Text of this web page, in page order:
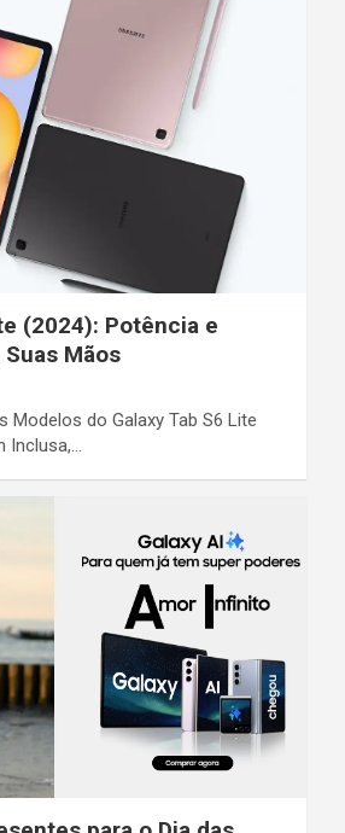
(2024): Potência e
Mãos
Modelos do Galaxy Tab S6 Lite
Inclusa,…